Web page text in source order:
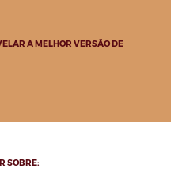
A MELHOR VERSÃO DE
SOBRE: